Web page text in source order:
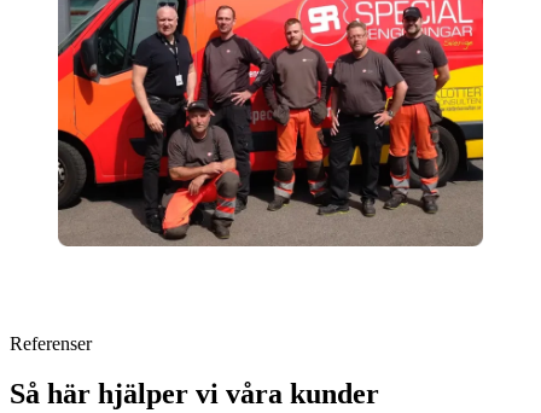
Referenser
Så här hjälper vi våra kunder